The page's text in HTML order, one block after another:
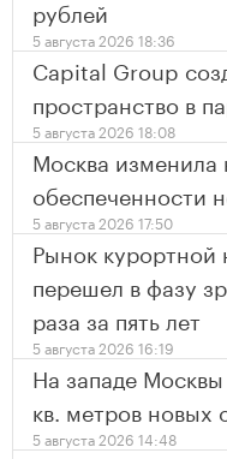
рублей
5 августа 2026 18:36
Capital Group
пространство в
5 августа 2026 18:08
Москва изменила
обеспеченности
5 августа 2026 17:50
Рынок
перешел в фазу
раза за пять лет
5 августа 2026 16:19
На западе
кв. метров новых
5 августа 2026 14:48